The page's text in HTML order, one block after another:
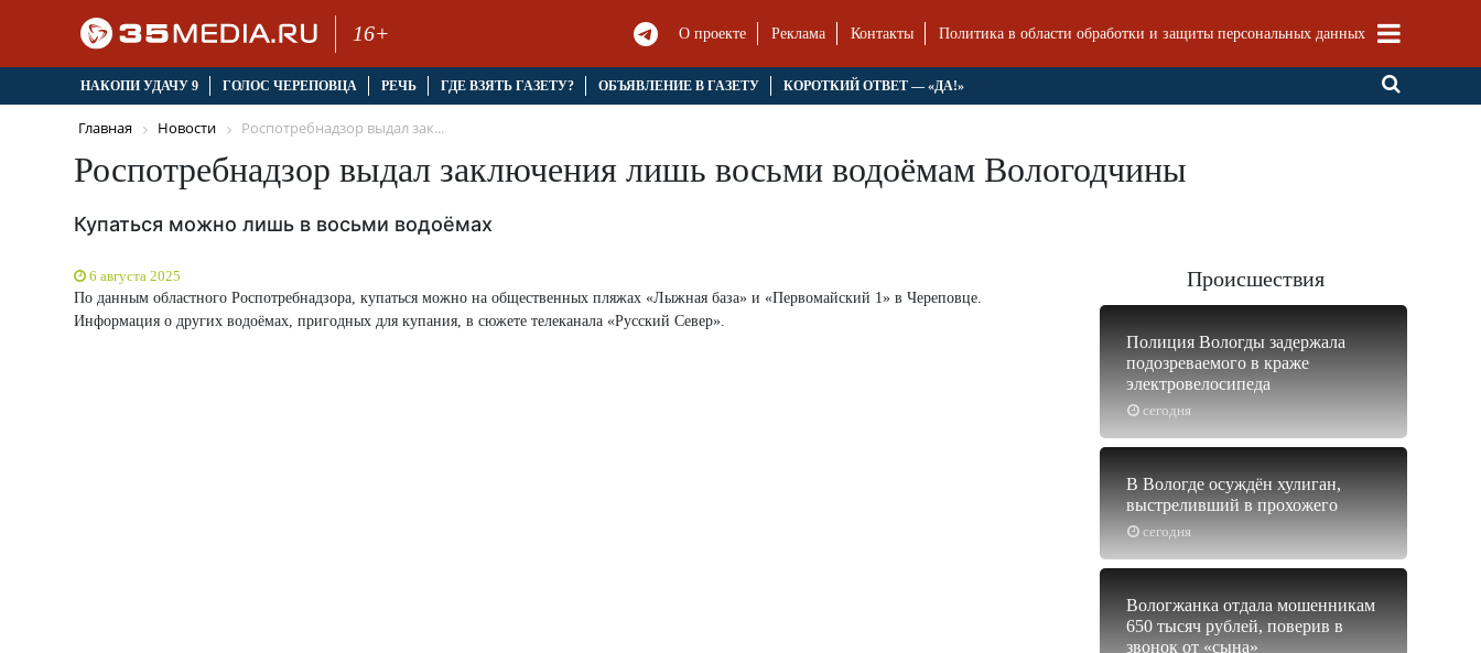
16+ О проекте Реклама Контакты Политика в области обработки и защиты персональных данных
НАКОПИ УДАЧУ 9 ГОЛОС ЧЕРЕПОВЦА РЕЧЬ ГДЕ ВЗЯТЬ ГАЗЕТУ? ОБЪЯВЛЕНИЕ В ГАЗЕТУ КОРОТКИЙ ОТВЕТ — «ДА!»
Главная Новости Роспотребнадзор выдал зак...
Роспотребнадзор выдал заключения лишь восьми водоёмам Вологодчины
Купаться можно лишь в восьми водоёмах
6 августа 2025
По данным областного Роспотребнадзора, купаться можно на общественных пляжах «Лыжная база» и «Первомайский 1» в Череповце.
Информация о других водоёмах, пригодных для купания, в сюжете телеканала «Русский Север».
Происшествия
сегодня
Полиция Вологды задержала
подозреваемого в краже
электровелосипеда
сегодня
В Вологде осуждён хулиган,
выстреливший в прохожего
Вологжанка отдала мошенникам
650 тысяч рублей, поверив в
звонок от «сына»